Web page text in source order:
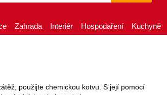
Zahrada Interiér Hospodaření Kuchyně
použijte chemickou kotvu. S její pomocí